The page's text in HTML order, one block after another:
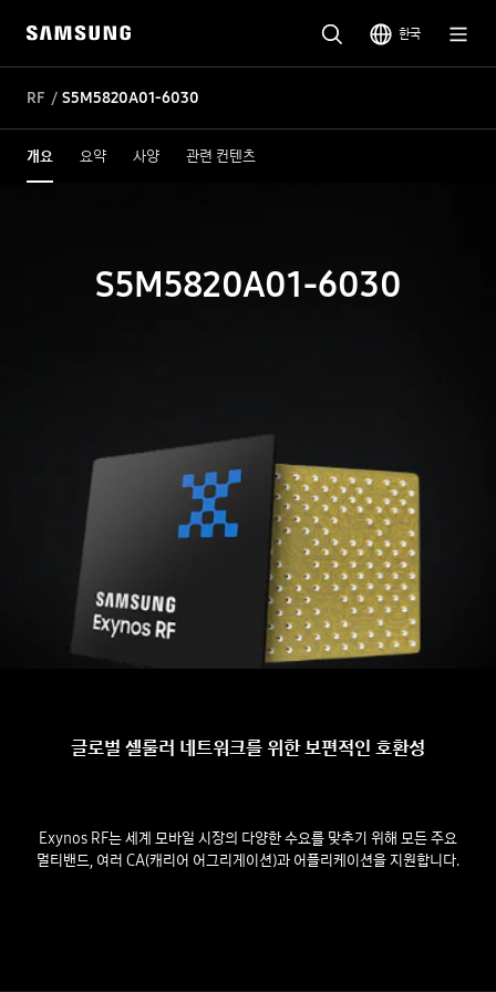
한국
RF S5M5820A01-6030
개요 요약 사양 관련 컨텐츠
S5M5820A01-6030
글로벌 셀룰러 네트워크를 위한 보편적인 호환성
Exynos RF는 세계 모바일 시장의 다양한 수요를 맞추기 위해 모든 주요
멀티밴드, 여러 CA(캐리어 어그리게이션)과 어플리케이션을 지원합니다.